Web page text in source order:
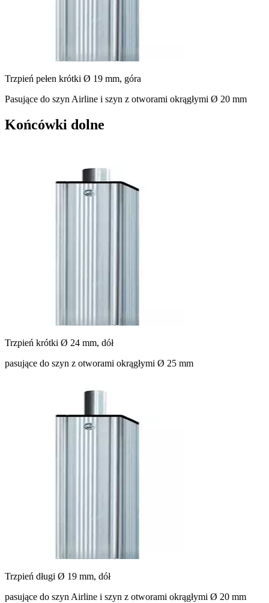
Trzpień pełen krótki Ø 19 mm, góra
Pasujące do szyn Airline i szyn z otworami okrągłymi Ø 20 mm
Końcówki dolne
Trzpień krótki Ø 24 mm, dół
pasujące do szyn z otworami okrągłymi Ø 25 mm
Trzpień długi Ø 19 mm, dół
pasujące do szyn Airline i szyn z otworami okrągłymi Ø 20 mm